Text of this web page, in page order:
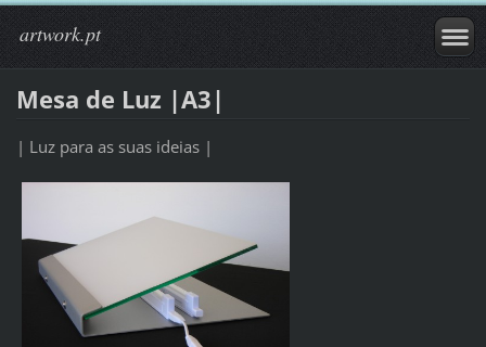
artwork.pt
Mesa de Luz |A3|
| Luz para as suas ideias |